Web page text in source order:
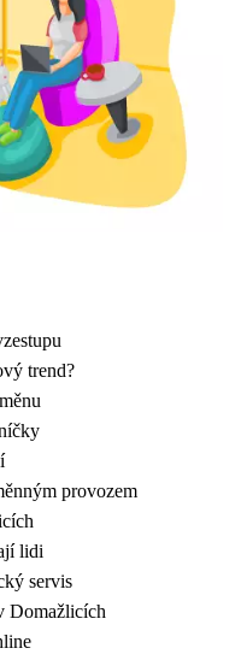
trend?
provozem
lidi
servis
Domažlicích